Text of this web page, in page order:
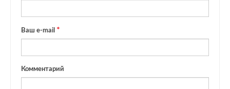
Ваш e-mail
Комментарий